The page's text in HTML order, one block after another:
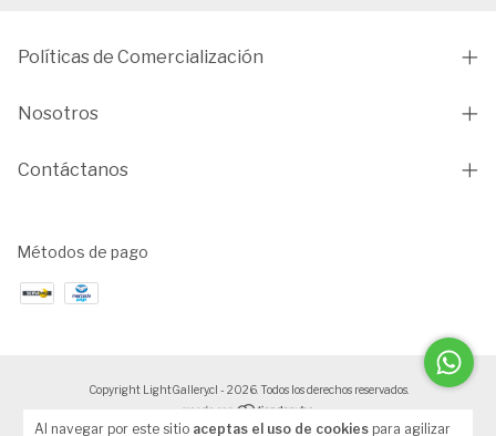
Al navegar por este sitio aceptas el uso de cookies para agilizar
Políticas de Comercialización
Nosotros
Contáctanos
Métodos de pago
Copyright LightGallery.cl - 2026. Todos los derechos reservados.